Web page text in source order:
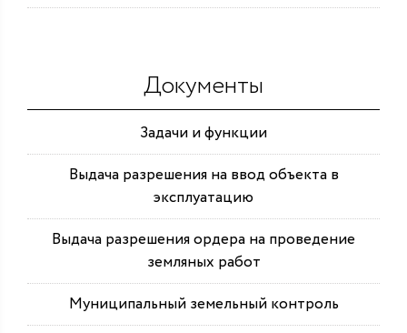
Документы
Задачи и функции
Выдача разрешения на ввод объекта в
эксплуатацию
Выдача разрешения ордера на проведение
земляных работ
Муниципальный земельный контроль